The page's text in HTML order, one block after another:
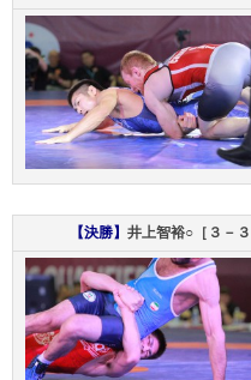
【決勝】 井上智裕○［３－